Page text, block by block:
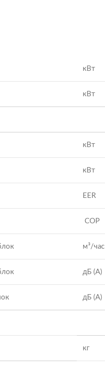
кВт
кВт
кВт
кВт
EER
COP
м³/час
дБ (A)
дБ (A)
кг